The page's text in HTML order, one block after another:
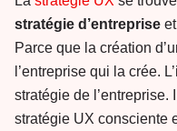
stratégie d’entreprise
Parce que la création
l’entreprise qui la crée.
stratégie de
stratégie UX consciente